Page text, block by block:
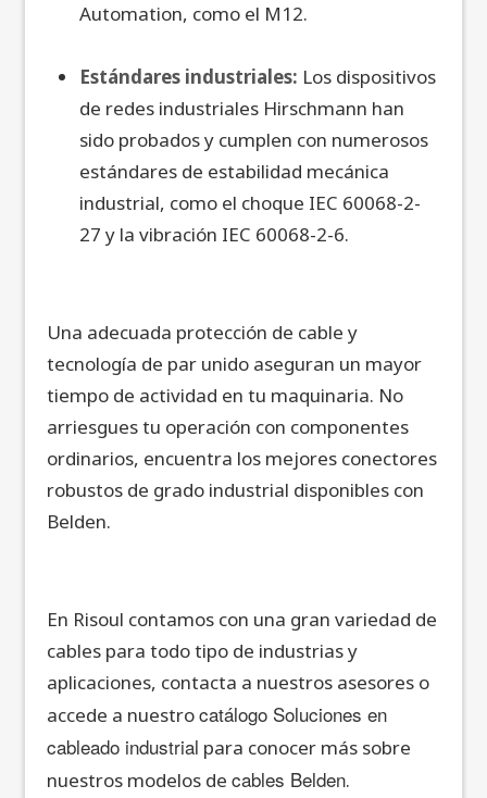
Automation, como el M12.
Estándares industriales: Los dispositivos
de redes industriales Hirschmann han
sido probados y cumplen con numerosos
estándares de estabilidad mecánica
industrial, como el choque IEC 60068-2-
27 y la vibración IEC 60068-2-6.
Una adecuada protección de cable y
tecnología de par unido aseguran un mayor
tiempo de actividad en tu maquinaria. No
arriesgues tu operación con componentes
ordinarios, encuentra los mejores conectores
robustos de grado industrial disponibles con
Belden.
En Risoul contamos con una gran variedad de
cables para todo tipo de industrias y
aplicaciones, contacta a nuestros asesores o
accede a nuestrocatálogo Soluciones en
cableado industrial para conocer más sobre
nuestros modelos decables Belden.